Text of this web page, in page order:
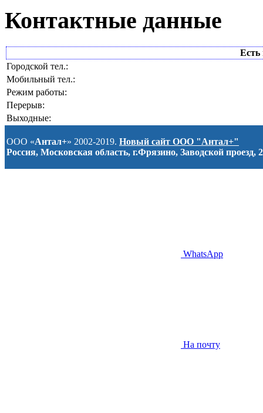
Контактные данные
Есть
Городской тел.:
Мобильный тел.:
Режим работы:
Перерыв:
Выходные:
ООО «Антал+» 2002-2019. Новый сайт ООО "Антал+"
Россия, Московская область, г.Фрязино, Заводской проезд, 2
WhatsApp
На почту